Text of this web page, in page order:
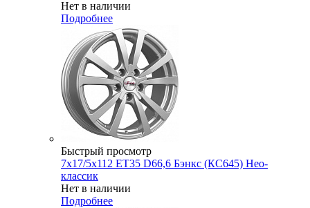
Нет в наличии
Подробнее
Быстрый просмотр
7x17/5x112 ET35 D66,6 Бэнкс (КС645) Нео-
классик
Нет в наличии
Подробнее